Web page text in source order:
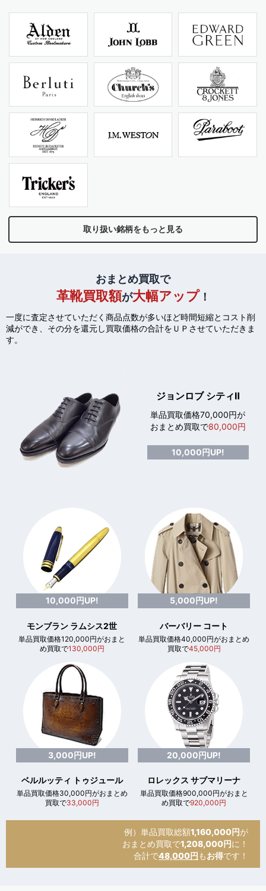
取り扱い銘柄をもっと見る
おまとめ買取で
革靴買取額が大幅アップ！
一度に査定させていただく商品点数が多いほど時間短縮とコスト削
減ができ、 その分を還元し買取価格の合計をＵＰさせていただきま
す。
ジョンロブ シティⅡ
単品買取価格70,000円が
おまとめ買取で80,000円
10,000円UP!
10,000円UP!
モンブラン ラムシス2世
単品買取価格120,000円がおまと
め買取で130,000円
5,000円UP!
バーバリー コート
単品買取価格40,000円がおまとめ
買取で45,000円
3,000円UP!
ベルルッティ トゥジュール
単品買取価格30,000円がおまとめ
買取で33,000円
20,000円UP!
ロレックス サブマリーナ
単品買取価格900,000円がおまと
め買取で920,000円
例）単品買取総額1,160,000円が
おまとめ買取で1,208,000円に！
合計で48,000円 もお得です！